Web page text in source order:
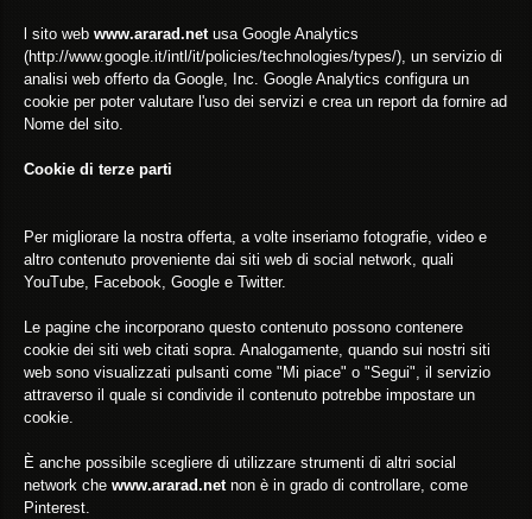
l sito web www.ararad.netusa Google Analytics
(http://www.google.it/intl/it/policies/technologies/types/), un servizio di
analisi web offerto da Google, Inc. Google Analytics configura un
cookie per poter valutare l'uso dei servizi e crea un report da fornire ad
Nome del sito.
Cookie di terze parti
Per migliorare la nostra offerta, a volte inseriamo fotografie, video e
altro contenuto proveniente dai siti web di social network, quali
YouTube, Facebook, Google e Twitter.
Le pagine che incorporano questo contenuto possono contenere
cookie dei siti web citati sopra. Analogamente, quando sui nostri siti
web sono visualizzati pulsanti come "Mi piace" o "Segui", il servizio
attraverso il quale si condivide il contenuto potrebbe impostare un
cookie.
È anche possibile scegliere di utilizzare strumenti di altri social
network che www.ararad.netnon è in grado di controllare, come
Pinterest.